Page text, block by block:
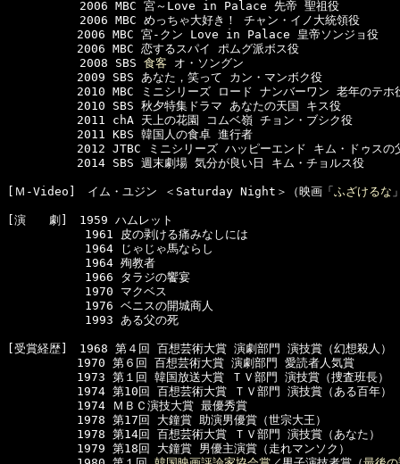
  　　　　　2006 MBC 宮～Love in Palace 先帝 聖祖役
  　　　　　2006 MBC めっちゃ大好き！ チャン・イノ大統領役
2006 MBC 宮-クン Love in Palace 皇帝ソンジョ役
2006 MBC 恋するスパイ ポムグ派ボス役
  　　　　　2008 SBS
食客 オ・ソングン
2009 SBS あなた，笑って カン・マンボク役
2010 MBC ミニシリーズ ロード ナンバーワン 老年のテホ
2010 SBS 秋夕特集ドラマ あなたの天国 キス役
2011 chA 天上の花園 コムベ嶺 チョン・ブシク役
2011 KBS 韓国人の食卓 進行者
2012 JTBC ミニシリーズ ハッピーエンド キム・ドゥスの
2014 SBS 週末劇場 気分が良い日 キム・チョルス役
[Ｍ-Video]　イム・ユジン ＜Saturday Night＞（映画「 ふざけるな
[演　　劇]　1959 ハムレット
      　　　1961 皮の剥ける痛みなしには
      　　　1964 じゃじゃ馬ならし
      　　　1964 殉教者
      　　　1966 タラジの饗宴
      　　　1970 マクベス
      　　　1976 ベニスの開城商人
      　　　1993 ある父の死
[受賞経歴]　1968 第４回 百想芸術大賞 演劇部門 演技賞（幻想殺人）
1970 第６回 百想芸術大賞 演劇部門 愛読者人気賞
1973 第１回 韓国放送大賞 ＴＶ部門 演技賞（捜査班長）
1974 第10回 百想芸術大賞 ＴＶ部門 演技賞（ある百年）
1974 ＭＢＣ演技大賞 最優秀賞
1978 第17回 大鐘賞 助演男優賞（世宗大王）
1978 第14回 百想芸術大賞 ＴＶ部門 演技賞（あなた）
1979 第18回 大鐘賞 男優主演賞（走れマンソク）